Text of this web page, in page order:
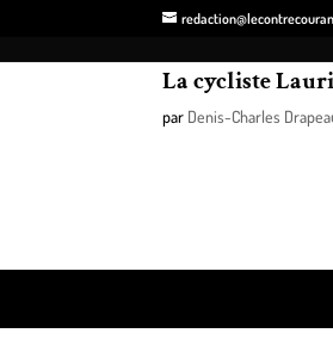
La cycliste
par Denis-Charles